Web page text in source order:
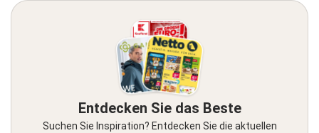
Entdecken Sie das Beste
Suchen Sie Inspiration? Entdecken Sie die aktuellen